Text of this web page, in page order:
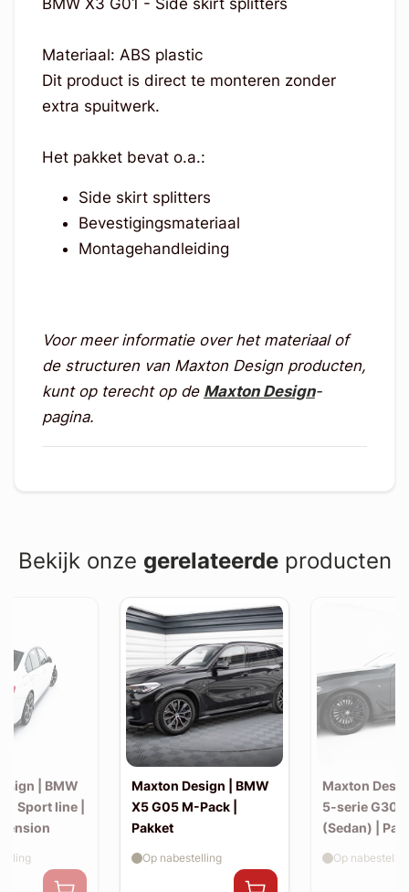
BMW X3 G01 - Side skirt splitters
Materiaal: ABS plastic
Dit product is direct te monteren zonder
extra spuitwerk.
Het pakket bevat o.a.:
Side skirt splitters
Bevestigingsmateriaal
Montagehandleiding
Voor meer informatie over het materiaal of
de structuren van Maxton Design producten,
kunt op terecht op de Maxton Design-
pagina.
Bekijk onze gerelateerdeproducten
| BMW
Sport line |
Maxton Design | BMW
X5 G05 M-Pack |
Pakket
Op nabestelling
Maxton
5-serie G30
(Sedan) |
Op